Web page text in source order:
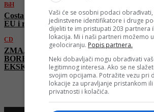
BiH
Costa sutra u posjeti BiH, fokus na
EU i regionalnoj saradnji
CD
ZMAJEVI U OSMINI FINALA! BiH U
BORBI za evropsku titulu: Utakmica
EKSKLUZIVNO na FACE-u!
Vaši će se osobni podaci
jedinstvene identifikatore i druge
dijeliti te im pristupati 203 partnera
lokacija. Mi i naši partneri
geolociranju. Popis partnera.
Neki dobavljači mogu obrađivati
legitimnog interesa. Ako se ne
svojim opcijama. Potražite vezu pri
lokacije za upravljanje pristankom
privatnosti i kolačića.